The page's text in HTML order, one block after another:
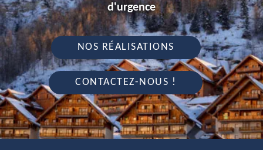
d'urgence
NOS RÉALISATIONS
CONTACTEZ-NOUS !